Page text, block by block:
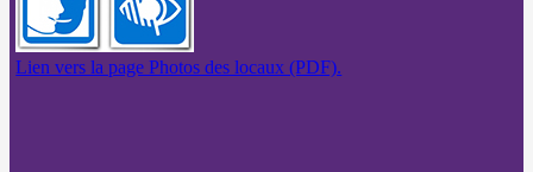
Lien vers la page Photos des locaux (PDF).